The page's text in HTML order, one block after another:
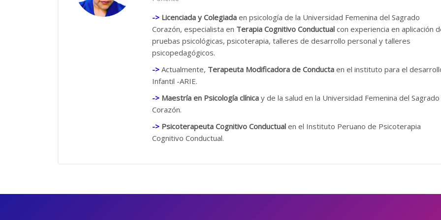
-> Licenciada y Colegiada en psicología de la Universidad Femenina del Sagrado
Corazón, especialista en Terapia Cognitivo Conductual con experiencia en aplicación
pruebas psicológicas, psicoterapia, talleres de desarrollo personal y talleres
psicopedagógicos.
-> Actualmente, Terapeuta Modificadora de Conducta en el instituto para el
Infantil -ARIE.
-> Maestría en Psicología clínica y de la salud en la Universidad Femenina del Sagrado
Corazón.
-> Psicoterapeuta Cognitivo Conductual en el Instituto Peruano de Psicoterapia
Cognitivo Conductual.